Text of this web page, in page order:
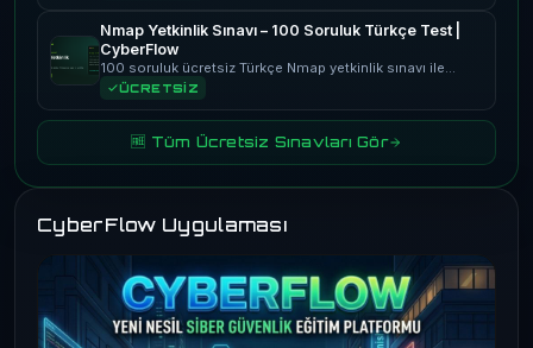
Nmap Yetkinlik Sınavı – 100 Soruluk Türkçe Test |
CyberFlow
100 soruluk ücretsiz Türkçe Nmap yetkinlik sınavı ile…
ÜCRETSİZ
🆓 Tüm Ücretsiz Sınavları Gör
CyberFlow Uygulaması